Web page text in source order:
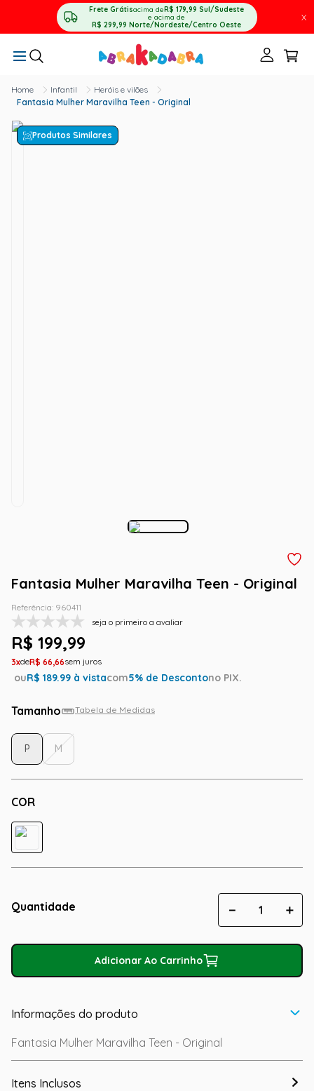
Frete Grátisacima deR$ 179,99 Sul/Sudeste
e acima de
R$ 299,99 Norte/Nordeste/Centro Oeste
X
Infantil
Heróis e vilões
Fantasia Mulher Maravilha Teen - Original
Produtos Similares
Fantasia Mulher Maravilha Teen - Original
Referência: 960411
seja o primeiro a avaliar
R$ 199,99
3 R$ 66,66
ouR$ 189.99 à vistacom5% de Descontono PIX.
Tamanho Tabela de Medidas
COR
P M
Quantidade ＋
－
Adicionar Ao Carrinho
Informações do produto
Fantasia Mulher Maravilha Teen - Original
Itens Inclusos